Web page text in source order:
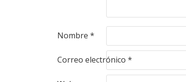
Nombre *
Correo electrónico *